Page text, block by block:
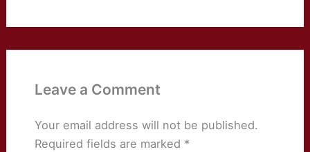
Leave a Comment
Your email address will not be published.
Required fields are marked *